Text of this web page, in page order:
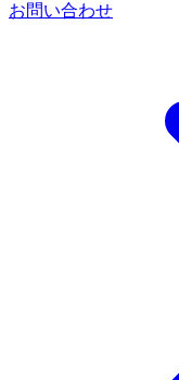
お問い合わせ